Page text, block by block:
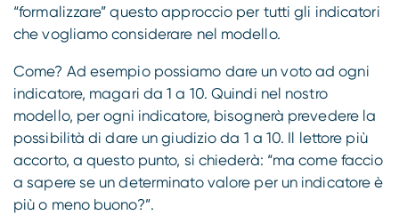
“formalizzare” questo approccio per tutti gli indicatori
che vogliamo considerare nel modello.
Come? Ad esempio possiamo dare un voto ad ogni
indicatore, magari da 1 a 10. Quindi nel nostro
modello, per ogni indicatore, bisognerà prevedere la
possibilità di dare un giudizio da 1 a 10. Il lettore più
accorto, a questo punto, si chiederà: “ma come faccio
a sapere se un determinato valore per un indicatore è
più o meno buono?”.